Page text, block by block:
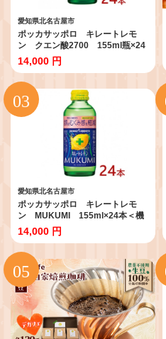
愛知県北名古屋市
ポッカサッポロ キレートレモ
ン クエン酸2700 155ml瓶×24
本＜機能性表示食品＞
【1605977】
14,000 円
愛知県北名古屋市
ポッカサッポロ キレートレモ
ン MUKUMI 155ml×24本＜機
能性表示食品＞【1605981】
14,000 円